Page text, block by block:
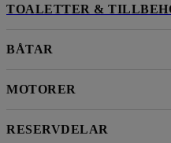
TOALETTER &
BÅTAR
MOTORER
RESERVDELAR